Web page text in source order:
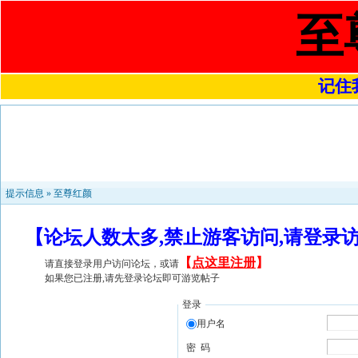
至
记住
提示信息 » 至尊红颜
【论坛人数太多,禁止游客访问,请登
请直接登录用户访问论坛，或请 【 点这里注册】
如果您已注册,请先登录论坛即可游览帖子
登录
用户名
密 码